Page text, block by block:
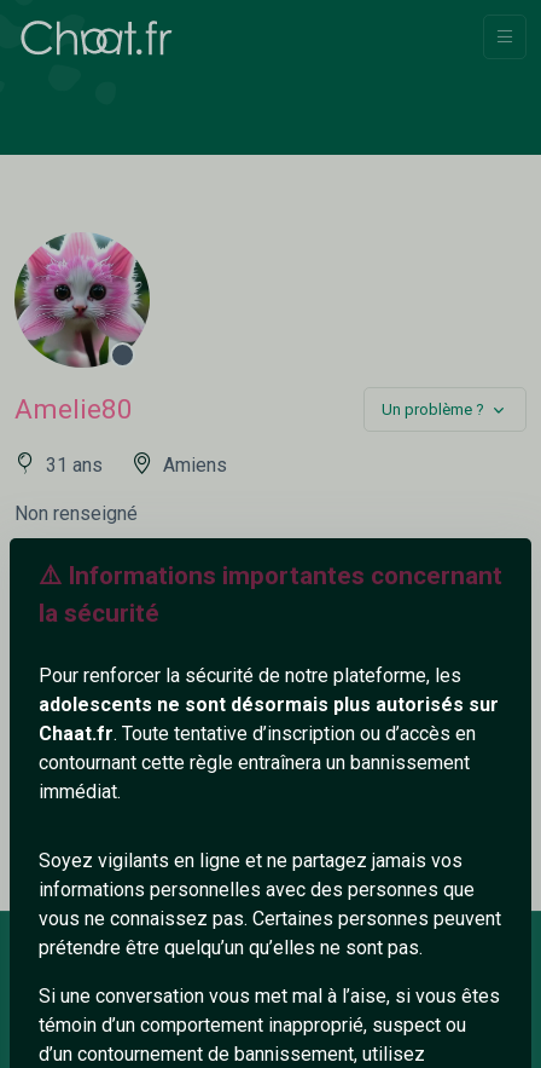
⚠️ Informations importantes concernant
la sécurité
Pour renforcer la sécurité de notre plateforme, les
adolescents ne sont désormais plus autorisés sur
Chaat.fr. Toute tentative d’inscription ou d’accès en
contournant cette règle entraînera un bannissement
immédiat.
Soyez vigilants en ligne et ne partagez jamais vos
informations personnelles avec des personnes que
vous ne connaissez pas. Certaines personnes peuvent
prétendre être quelqu’un qu’elles ne sont pas.
Si une conversation vous met mal à l’aise, si vous êtes
témoin d’un comportement inapproprié, suspect ou
d’un contournement de bannissement, utilisez
Amelie80 Un problème ?
31 ans Amiens
Non renseigné
519+
Ajouter un commentaire (0) Tchatter
Le profil n'a pas encore de commentaire.
À PROPOS
Conditions générales